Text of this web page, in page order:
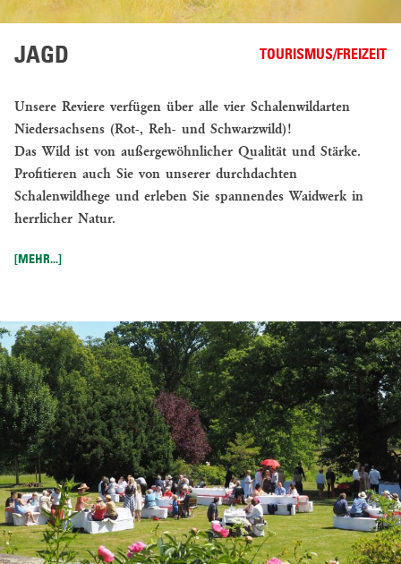
WALDWIRTSCHAFT
FERIENWOHNUNGEN
IM
WALD
-
RUCKSMOOR
BRAUHAUS
GARTOW
GARTOWER
SEE
TOURISMUS/FREIZEIT
PFINGSTFESTIVAL
SCHLOSS
GARTOW
WEIHNACHTSMARKT
EVENTLOCATIONS
TOURISMUS/FREIZEIT
JAGD
Unsere Reviere verfügen über alle vier Schalenwildarten
Niedersachsens (Rot-, Reh- und Schwarzwild)!
Das Wild ist von außergewöhnlicher Qualität und Stärke.
Profitieren auch Sie von unserer durchdachten
Schalenwildhege und erleben Sie spannendes Waidwerk in
herrlicher Natur.
[MEHR...]